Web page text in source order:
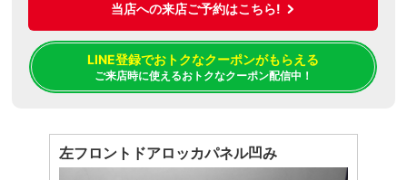
当店への来店ご予約はこちら!
LINE登録でおトクなクーポンがもらえる
ご来店時に使えるおトクなクーポン配信中！
左フロントドアロッカパネル凹み